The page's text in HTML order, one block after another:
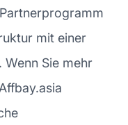
mit einer
Sie mehr